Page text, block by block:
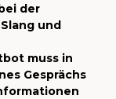
der
und
muss in
Gesprächs